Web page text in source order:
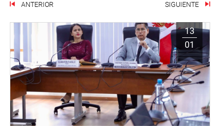
ANTERIOR SIGUIENTE
13
01